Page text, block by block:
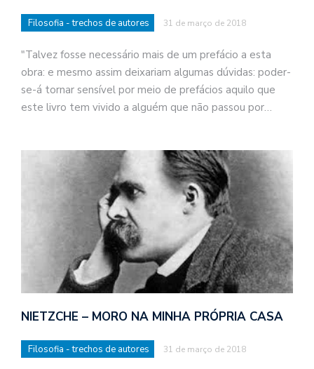
Filosofia - trechos de autores 31 de março de 2018
"Talvez fosse necessário mais de um prefácio a esta
obra: e mesmo assim deixariam algumas dúvidas: poder-
se-á tornar sensível por meio de prefácios aquilo que
este livro tem vivido a alguém que não passou por…
NIETZCHE – MORO NA MINHA PRÓPRIA CASA
Filosofia - trechos de autores 31 de março de 2018